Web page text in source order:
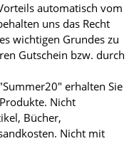
automatisch vom
uns das Recht
wichtigen Grundes zu
Gutschein bzw. durch
erhalten Sie
Nicht
Bücher,
Nicht mit